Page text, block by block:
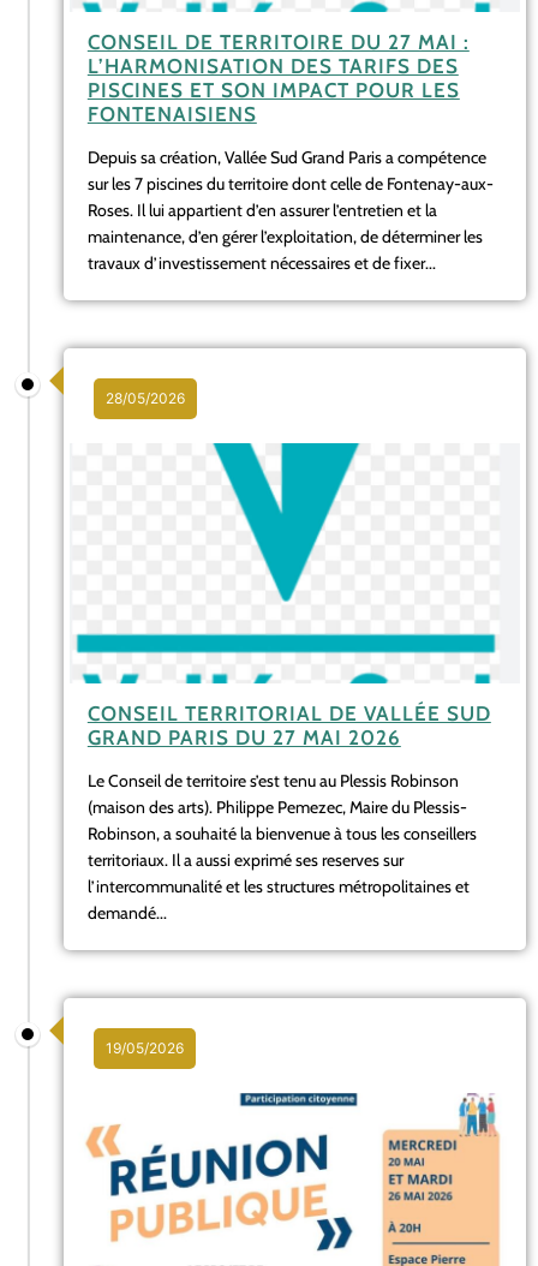
CONSEIL DE TERRITOIRE DU 27 MAI :
L’HARMONISATION DES TARIFS DES
PISCINES ET SON IMPACT POUR LES
FONTENAISIENS
Depuis sa création, Vallée Sud Grand Paris a compétence
sur les 7 piscines du territoire dont celle de Fontenay-aux-
Roses. Il lui appartient d’en assurer l’entretien et la
maintenance, d’en gérer l’exploitation, de déterminer les
travaux d’investissement nécessaires et de fixer...
28/05/2026
CONSEIL TERRITORIAL DE VALLÉE SUD
GRAND PARIS DU 27 MAI 2026
Le Conseil de territoire s’est tenu au Plessis Robinson
(maison des arts). Philippe Pemezec, Maire du Plessis-
Robinson, a souhaité la bienvenue à tous les conseillers
territoriaux. Il a aussi exprimé ses reserves sur
l’intercommunalité et les structures métropolitaines et
demandé...
19/05/2026